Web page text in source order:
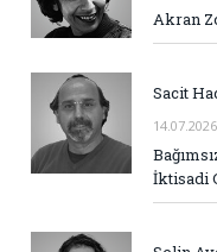
Akran
Sacit
14.07.2026
İktisadi